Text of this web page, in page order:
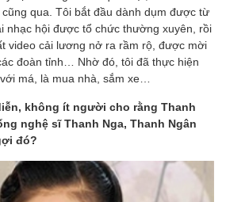
qua. Tôi bắt đầu dành dụm được từ
nhạc hội được tổ chức thường xuyên, rồi
video cải lương nở ra rầm rộ, được mời
đoàn tỉnh… Nhờ đó, tôi đã thực hiện
má, là mua nhà, sắm xe…
không ít người cho rằng Thanh
nghệ sĩ Thanh Nga, Thanh Ngân
đó?